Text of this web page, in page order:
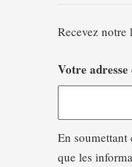
Recevez
Votre
En soumettant
que les